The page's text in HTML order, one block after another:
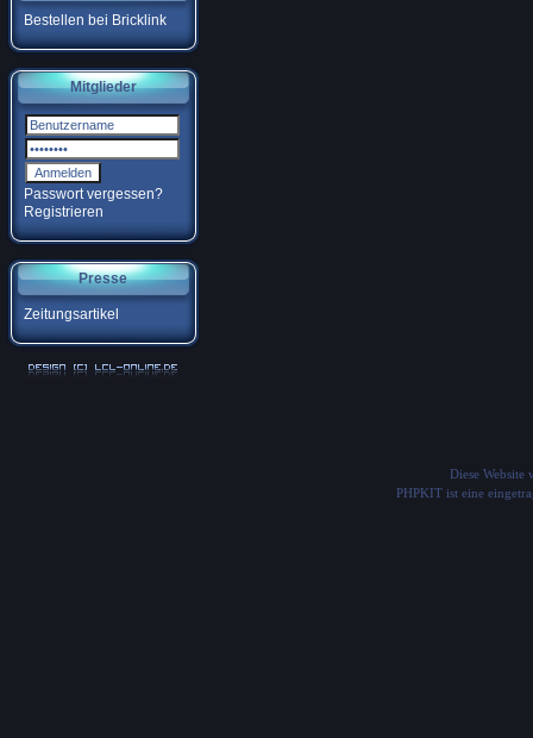
Bestellen bei Bricklink
Mitglieder
Passwort vergessen?
Registrieren
Presse
Zeitungsartikel
Diese Website
PHPKIT ist eine